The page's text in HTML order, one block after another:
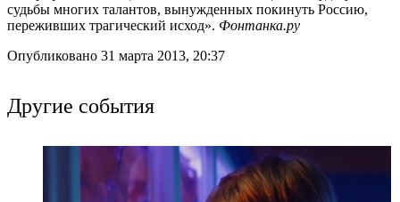
судьбы многих талантов, вынужденных покинуть Россию,
переживших трагический исход». Фонтанка.ру
Опубликовано 31 марта 2013, 20:37
Другие события